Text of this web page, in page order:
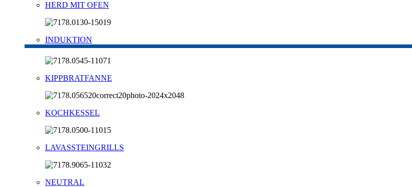
HERD MIT OFEN
INDUKTION
KIPPBRATFANNE
KOCHKESSEL
LAVASSTEINGRILLS
NEUTRAL